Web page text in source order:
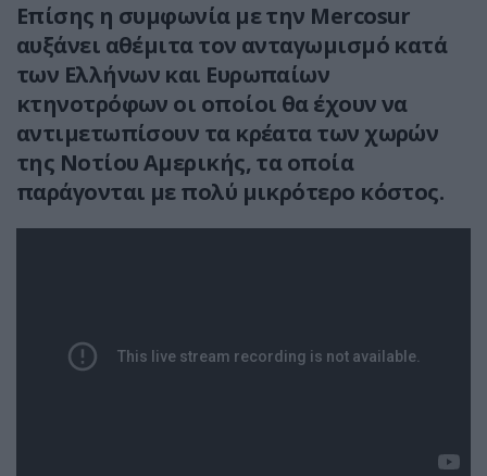
Επίσης η συμφωνία με την Mercosur
αυξάνει αθέμιτα τον ανταγωμισμό κατά
των Ελλήνων και Ευρωπαίων
κτηνοτρόφων οι οποίοι θα έχουν να
αντιμετωπίσουν τα κρέατα των χωρών
της Νοτίου Αμερικής, τα οποία
παράγονται με πολύ μικρότερο κόστος.